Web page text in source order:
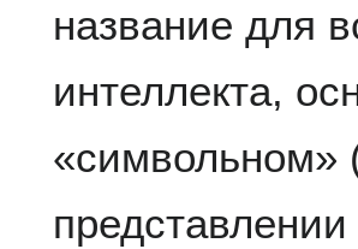
название для
интеллекта,
«символьном»